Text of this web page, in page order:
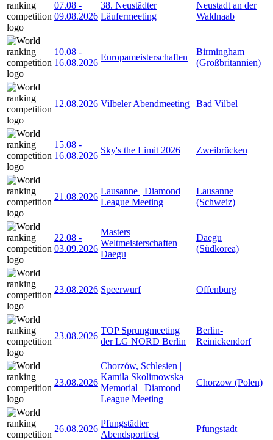
07.08 -
09.08.2026
38. Neustädter
Läufermeeting
Neustadt an der
Waldnaab
10.08 -
16.08.2026
Europameisterschaften
Birmingham
(Großbritannien)
12.08.2026 Vilbeler Abendmeeting Bad Vilbel
15.08 -
16.08.2026
Sky's the Limit 2026 Zweibrücken
21.08.2026
Lausanne | Diamond
League Meeting
Lausanne
(Schweiz)
22.08 -
03.09.2026
Masters
Weltmeisterschaften
Daegu
Daegu
(Südkorea)
23.08.2026 Speerwurf Offenburg
23.08.2026
TOP Sprungmeeting
der LG NORD Berlin
Berlin-
Reinickendorf
23.08.2026
Chorzów, Schlesien |
Kamila Skolimowska
Memorial | Diamond
League Meeting
Chorzow (Polen)
26.08.2026
Pfungstädter
Abendsportfest
Pfungstadt